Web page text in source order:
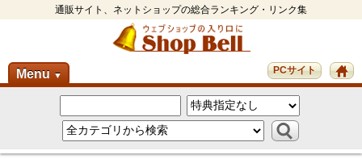
通販サイト、ネットショップの総合ランキング・リンク集
Menu ▼ PCサイト